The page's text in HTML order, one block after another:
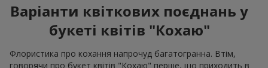
Варіанти квіткових поєднань у
букеті квітів "Кохаю"
Флористика про кохання напрочуд багатогранна. Втім,
говорячи про букет квітів "Кохаю" перше, що приходить в